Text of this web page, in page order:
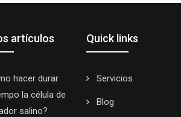
artículos
hacer durar
la célula de
salino?
Quick links
Servicios
Blog